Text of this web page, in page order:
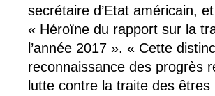
secrétaire d’Etat américain,
« Héroïne du rapport sur la
l’année 2017 ». « Cette
reconnaissance des progrès
lutte contre la traite des